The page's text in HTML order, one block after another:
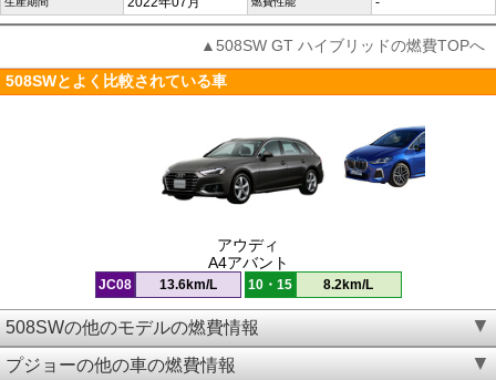
▲508SW GT ハイブリッドの燃費TOPへ
508SWとよく比較されている車
アウディ
A4アバント
JC08 13.6km/L 10・15 8.2km/L
508SWの他のモデルの燃費情報
プジョーの他の車の燃費情報